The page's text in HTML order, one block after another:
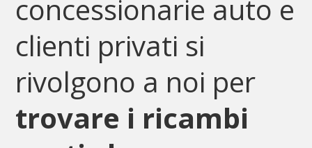
concessionarie auto e
clienti privati si
rivolgono a noi per
trovare i ricambi